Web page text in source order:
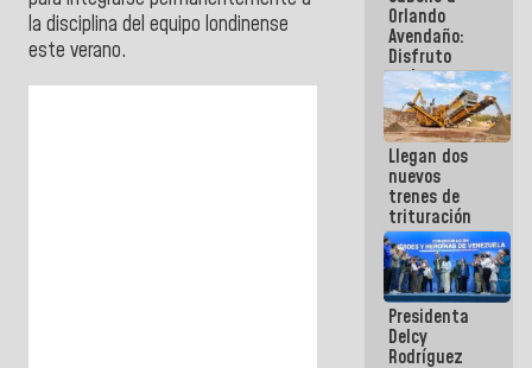
la disciplina del equipo londinense
este verano.
Orlando
Avendaño:
Disfruto
cada vez
que escribes
porque lo
que haces
es
embarrarla
Llegan dos
nuevos
trenes de
trituración
para
optimizar
manejo de
escombros
en La Guaira
Presidenta
Delcy
Rodríguez